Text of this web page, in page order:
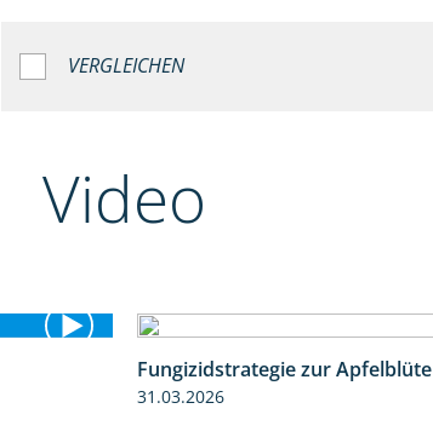
VERGLEICHEN
Video
Fungizidstrategie zur Apfelblüte
31.03.2026